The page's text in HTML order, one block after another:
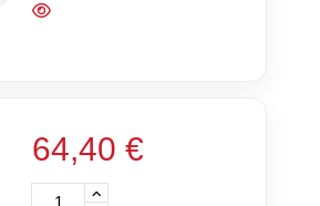
64,40 €